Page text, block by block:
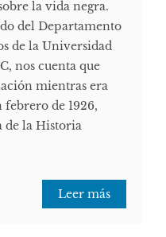
la vida negra.
del Departamento
de la Universidad
nos cuenta que
mientras era
febrero de 1926,
de la Historia
Leer más